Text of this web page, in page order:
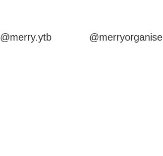
@merry.ytb @merryorganise